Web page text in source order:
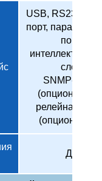
USB, RS232,
порт,
порт,
слот,
SNMP-карта
релейная
Да